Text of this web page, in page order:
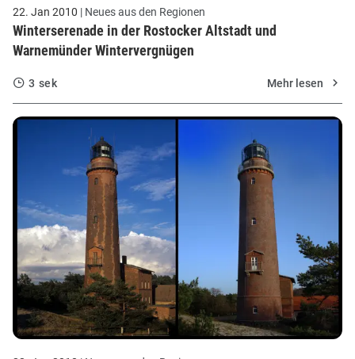
22. Jan 2010 | Neues aus den Regionen
Winterserenade in der Rostocker Altstadt und
Warnemünder Wintervergnügen
3 sek Mehr lesen